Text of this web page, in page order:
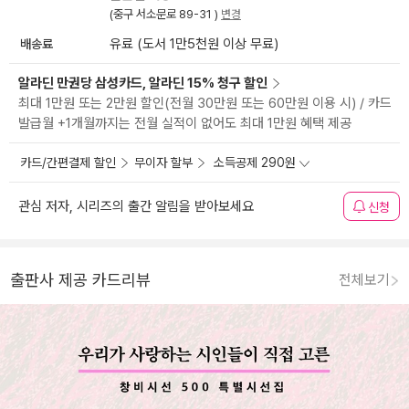
(중구 서소문로 89-31 ) 변경
배송료 유료 (도서 1만5천원 이상 무료)
알라딘 만권당 삼성카드, 알라딘 15% 청구 할인
최대 1만원 또는 2만원 할인(전월 30만원 또는 60만원 이용 시) / 카드
발급월 +1개월까지는 전월 실적이 없어도 최대 1만원 혜택 제공
카드/간편결제 할인 무이자 할부 소득공제 290원
관심 저자, 시리즈의 출간 알림을 받아보세요 신청
출판사 제공 카드리뷰 전체보기